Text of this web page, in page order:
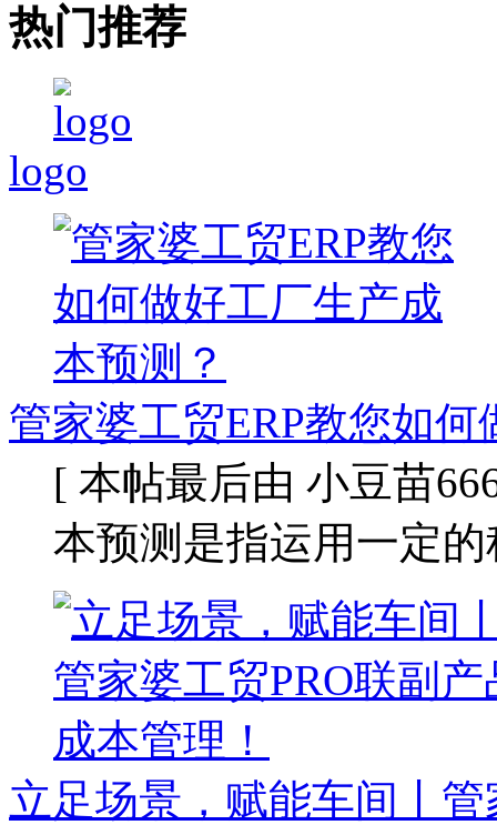
热门推荐
logo
管家婆工贸ERP教您如何
[ 本帖最后由 小豆苗
本预测是指运用一定
立足场景，赋能车间丨管